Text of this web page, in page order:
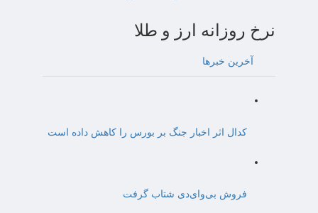
نرخ روزانه ارز و طلا
آخرین خبرها
کدال اثر اخبار جنگ بر بورس را کاهش داده است
فروش بی‌وای‌دی شتاب گرفت